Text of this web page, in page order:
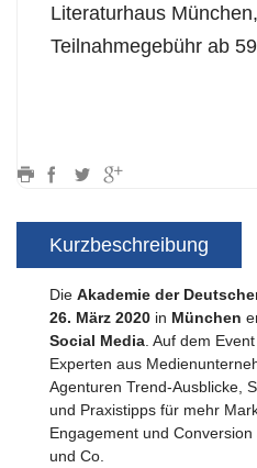
Literaturhaus
Teilnahmegebühr ab
Kurzbeschreibung
Die Akademie der
26. März 2020 in München
Social Media . Auf dem
Experten aus
Agenturen Trend-Ausblicke,
und Praxistipps für mehr
Engagement und
und Co.